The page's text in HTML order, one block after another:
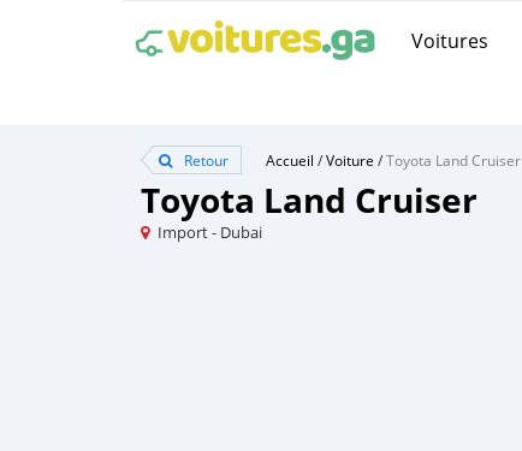
Voitures
Retour Accueil /Voiture /Toyota Land Cruiser
Toyota Land Cruiser
Import - Dubai